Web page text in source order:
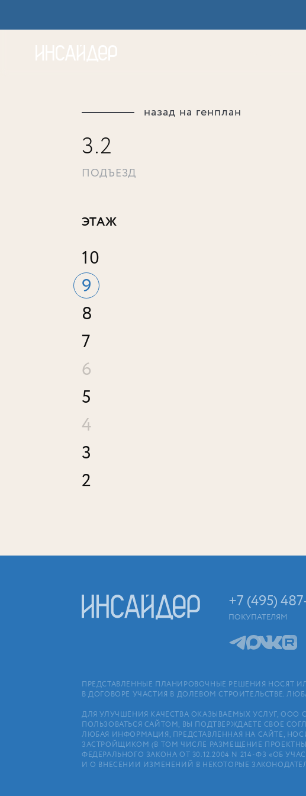
назад на генплан
3.2
ПОДЪЕЗД
ЭТАЖ
2
3
4
5
6
7
8
9
10
ПОКУПАТЕЛЯМ
+7 (495)
ПРЕДСТАВЛЕННЫЕ ПЛАНИРОВОЧНЫЕ РЕШЕНИЯ НОСЯТ
В ДОГОВОРЕ УЧАСТИЯ В ДОЛЕВОМ СТРОИТЕЛЬСТВЕ.
ДЛЯ УЛУЧШЕНИЯ КАЧЕСТВА ОКАЗЫВАЕМЫХ УСЛУГ, ООО
ПОЛЬЗОВАТЬСЯ САЙТОМ, ВЫ ПОДТВЕРЖДАЕТЕ СВОЕ
ЛЮБАЯ ИНФОРМАЦИЯ, ПРЕДСТАВЛЕННАЯ НА САЙТЕ,
ЗАСТРОЙЩИКОМ (В ТОМ ЧИСЛЕ РАЗМЕЩЕНИЕ
ФЕДЕРАЛЬНОГО ЗАКОНА ОТ 30.12.2004 N 214⁠-⁠ФЗ «ОБ
И О ВНЕСЕНИИ ИЗМЕНЕНИЙ В НЕКОТОРЫЕ